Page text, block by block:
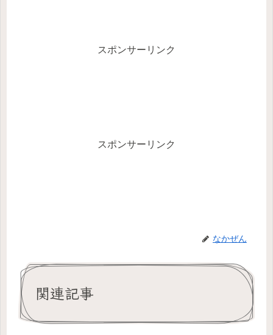
スポンサーリンク
スポンサーリンク
なかぜん
関連記事